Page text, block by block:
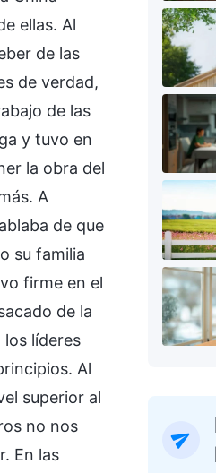
ellas. Al
de las
de verdad,
de las
y tuvo en
la obra del
A
de que
su familia
firme en el
de la
líderes
Al
superior al
no nos
En las